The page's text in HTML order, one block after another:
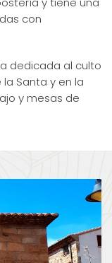
con
dedicada al culto
Santa y en la
y mesas de